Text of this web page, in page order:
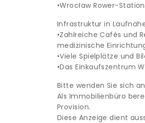
•Wrocław Rower-
Infrastruktur in
•Zahlreiche Cafés und
medizinische
•Viele Spielplätze und
•Das Einkaufszentrum
Bitte wenden Sie sich
Als Immobilienbüro
Provision.
Diese Anzeige dient